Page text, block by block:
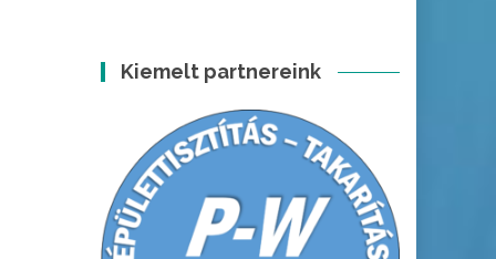
Kiemelt partnereink